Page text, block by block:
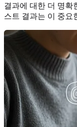
결과에 대한 더 명확
스트 결과는 이 중요